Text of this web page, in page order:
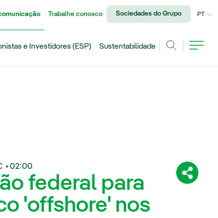
Trabalhe conosco Sociedades do Grupo PT
e Investidores (ESP)
Sustentabilidade
+02:00
federal para
'offshore' nos